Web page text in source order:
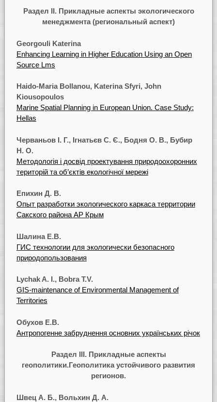
Раздел II. Прикладные аспекты экологического
менеджмента (региональный аспект)
Georgouli Katerina
Enhancing Learning in Higher Education Using an Open
Source Lms
Haido-Maria Bollanou, Katerina Sfyri, John
Kiousopoulos
Marine Spatial Planning in European Union. Case Study:
Hellas
Черваньов I. Г., Ігнатьєв С. Є., Бодня О. В., Бубир
Н. О.
Методологія і досвід проектування природоохоронних
територій та об’єктів екологічної мережі
Епихин Д. В.
Опыт разработки экологического каркаса территории
Сакского района АР Крым
Шалина E.B.
ГИС технологии для экологически безопасного
природопользования
Lychak A. I., Bobra T.V.
GIS-maintenance of Environmental Management of
Territories
Обухов E.B.
Антропогенне забруднення основних українських річок
Раздел III. Прикладные аспекты
геополитики.Геополитика устойчивого развития
регионов.
Швец А. Б., Вольхин Д. A.